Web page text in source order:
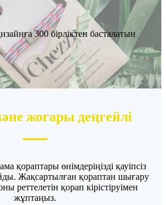
300 бірліктен басталатын
жоғары деңгейлі
қораптары өнімдеріңізді қауіпсіз
Жақсартылған қораптан шығару
реттелетін қорап кірістіруімен
жұптаңыз.